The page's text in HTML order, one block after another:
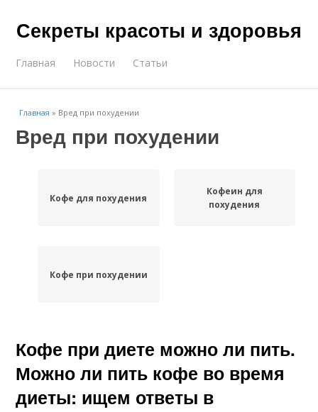
Секреты красоты и здоровья
Главная Новости Статьи
Главная » Вред при похудении
Вред при похудении
Кофе для похудения
Кофеин для
похудения
Кофе при похудении
Кофе при диете можно ли пить.
Можно ли пить кофе во время
диеты: ищем ответы в